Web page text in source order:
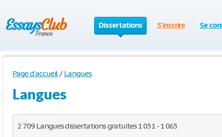
Dissertations S'inscrire Se
Page d'accueil / Langues
Langues
2 709 Langues dissertations gratuites 1 051 - 1 065